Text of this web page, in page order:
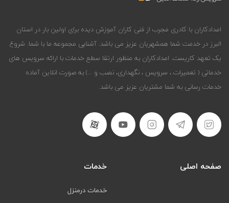
امدادکاران با کادری مجرب از فنی کاران آموزش دیده برای اولین بار در استان
البرز در خدمت شما همشهریان عزیز می باشد. آشنایی مجموعه ما با شما. شروع
یک تعهد کاریست. امدادکاران به منظور ارتقا سطع خدمات با ارائه سرویس های
خدماتی ( تعمیرات ، سرویس ، نگهداری، نصب و ...) به صورت انلاین آماده
خدمات رسانی به شما مشتریان عزیز می باشد.
صفحه اصلی خدمات
خدمات درمنزل